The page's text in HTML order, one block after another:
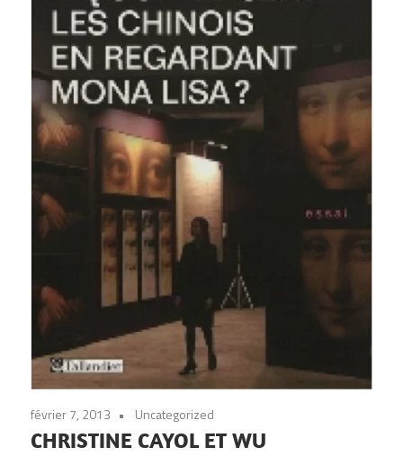
février 7, 2013 Uncategorized
CHRISTINE CAYOL ET WU